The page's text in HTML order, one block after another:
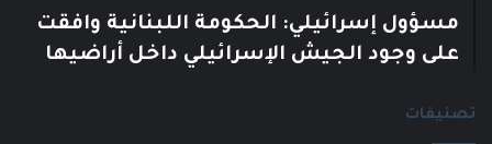
مسؤول إسرائيلي: الحكومة اللبنانية وافقت
على وجود الجيش الإسرائيلي داخل أراضيها
تصنيفات